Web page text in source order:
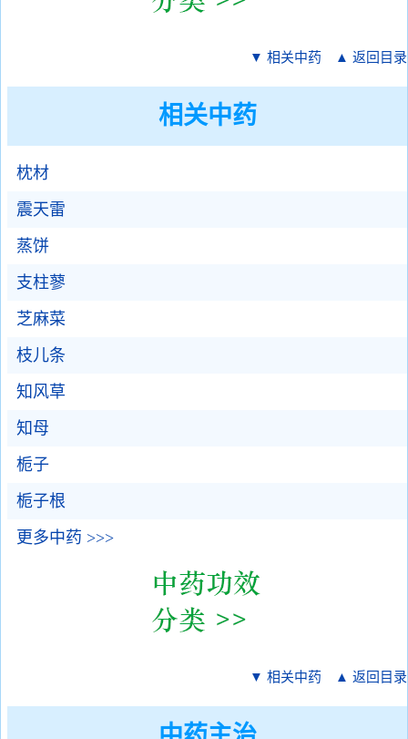
▼ 相关中药 ▲ 返回目录
相关中药
枕材
震天雷
蒸饼
支柱蓼
芝麻菜
枝儿条
知风草
知母
栀子
栀子根
更多中药 >>>
▼ 相关中药 ▲ 返回目录